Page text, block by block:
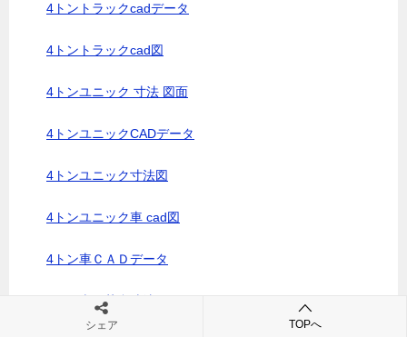
4トントラックcadデータ
4トントラックcad図
4トンユニック 寸法 図面
4トンユニックCADデータ
4トンユニック寸法図
4トンユニック車 cad図
4トン車ＣＡＤデータ
4トン車の荷台寸法
シェア TOPへ